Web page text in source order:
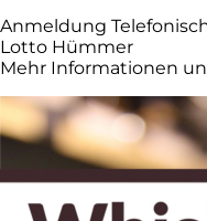
Anmeldung
Lotto Hümmer
Mehr Informationen